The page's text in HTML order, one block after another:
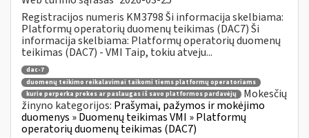
Registracijos numeris KM3798 Ši informacija skelbiama:
Platformų operatorių duomenų teikimas (DAC7) Ši
informacija skelbiama: Platformų operatorių duomenų
teikimas (DAC7) - VMI Taip, tokiu atveju...
dac-7
duomenų teikimo reikalavimai taikomi tiems platformų operatoriams
kurie perperka prekes ar paslaugas iš savo platformos pardavėjų
Mokesčių
žinyno kategorijos: Prašymai, pažymos ir mokėjimo
duomenys » Duomenų teikimas VMI » Platformų
operatorių duomenų teikimas (DAC7)